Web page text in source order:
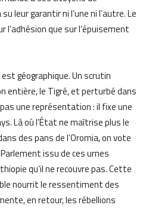
leur garantir ni l’une ni l’autre. Le
l’adhésion que sur l’épuisement
géographique. Un scrutin
entière, le Tigré, et perturbé dans
une représentation : il fixe une
Là où l’État ne maîtrise plus le
des pans de l’Oromia, on vote
issu de ces urnes
qu’il ne recouvre pas. Cette
nourrit le ressentiment des
en retour, les rébellions